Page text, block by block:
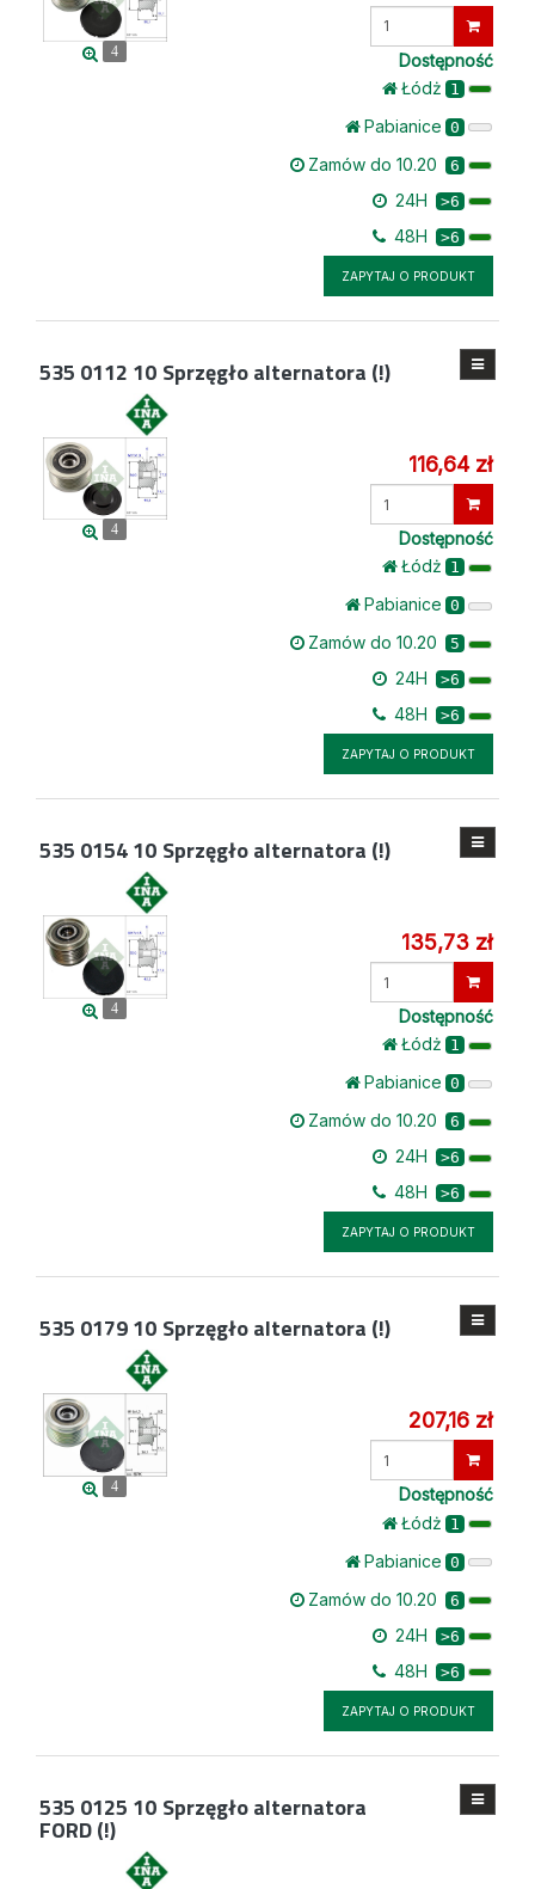
4
Wprowadź
Dostępność
Łódż 1
Pabianice 0
Zamów do 10.20 6
24H >6
48H >6
ZAPYTAJ O PRODUKT
535 0112 10 Sprzęgło alternatora (!)
4
116,64 zł
Dostępność
Łódż 1
Pabianice 0
Zamów do 10.20 5
24H >6
48H >6
ZAPYTAJ O PRODUKT
535 0154 10 Sprzęgło alternatora (!)
4
135,73 zł
Dostępność
Łódż 1
Pabianice 0
Zamów do 10.20 6
24H >6
48H >6
ZAPYTAJ O PRODUKT
535 0179 10 Sprzęgło alternatora (!)
4
207,16 zł
Wprowadź
ilość
Dostępność
Łódż 1
Pabianice 0
Zamów do 10.20 6
24H >6
48H >6
ZAPYTAJ O PRODUKT
535 0125 10 Sprzęgło alternatora
FORD (!)